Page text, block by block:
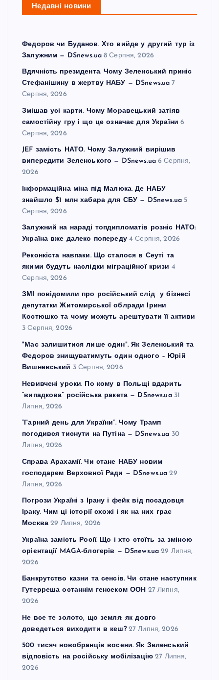
Недавні новини
Федоров чи Буданов. Хто вийде у другий тур із
Залужним — DSnews.ua 8 Серпня, 2026
Вдячність президента. Чому Зеленський приніс
Стефанішину в жертву НАБУ — DSnews.ua 7
Серпня, 2026
Змішав усі карти. Чому Моравецький затіяв
самостійну гру і що це означає для України 6
Серпня, 2026
JEF замість НАТО. Чому Залужний вирішив
випередити Зеленського — DSnews.ua 6 Серпня,
2026
Інформаційна міна під Малюка. Де НАБУ
знайшло $1 млн хабара для СБУ — DSnews.ua 5
Серпня, 2026
Залужний на нараді топдипломатів розніс НАТО:
Україна вже далеко попереду 4 Серпня, 2026
Реконкіста навпаки. Що сталося в Сеуті та
якими будуть наслідки міграційної кризи 4
Серпня, 2026
ЗМІ повідомили про російський слід у бізнесі
депутатки Житомирської облради Ірини
Костюшко та чому можуть арештувати її активи
3 Серпня, 2026
"Має залишитися лише один". Як Зеленський та
Федоров знищуватимуть один одного – Юрій
Вишневський 3 Серпня, 2026
Невивчені уроки. По кому в Польщі вдарить
“випадкова” російська ракета — DSnews.ua 31
Липня, 2026
“Гарний день для України”. Чому Трамп
погодився тиснути на Путіна — DSnews.ua 30
Липня, 2026
Справа Арахамії. Чи стане НАБУ новим
господарем Верховної Ради — DSnews.ua 29
Липня, 2026
Погрози Україні з Ірану і фейк від посадовця
Іраку. Чим ці історії схожі і як на них грає
Москва 29 Липня, 2026
Україна замість Росії. Що і хто стоїть за зміною
орієнтації MAGA-блогерів — DSnews.ua 29 Липня,
2026
Банкрутство казни та сенсів. Чи стане наступник
Гутерреша останнім генсеком ООН 27 Липня,
2026
Не все те золото, що земля: як довго
доведеться виходити в кеш? 27 Липня, 2026
500 тисяч новобранців восени. Як Зеленський
відповість на російську мобілізацію 27 Липня,
2026